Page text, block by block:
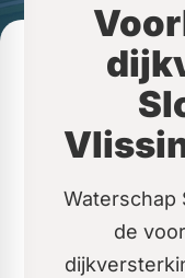
Waterschap
de